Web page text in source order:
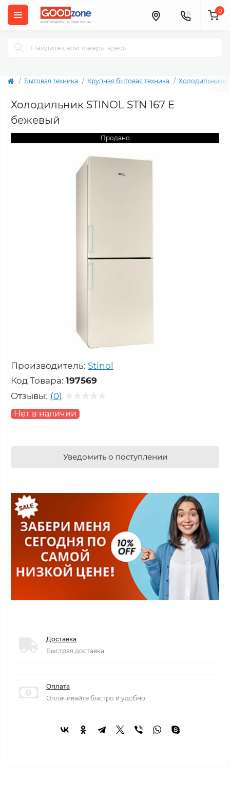
0
Бытовая техника Крупная бытовая техника Холодильники
Холодильник STINOL STN 167 E
бежевый
Продано
Производитель: Stinol
Код Товара: 197569
Отзывы: (0)
Нет в наличии
Уведомить о поступлении
Доставка
Быстрая доставка
Оплата
Оплачивайте быстро и удобно